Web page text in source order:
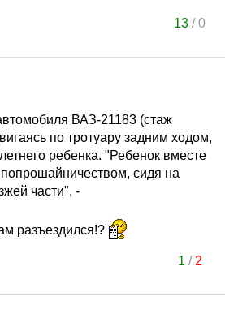
13 /0
ВАЗ-21183 (стаж
по тротуару задним ходом,
ребенка. "Ребенок вместе
сидя на
части", -
разъездился!?
1 / 2